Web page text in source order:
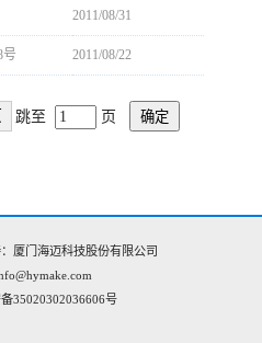
2011/08/31
号 2011/08/22
跳至 页 确定
厦门海迈科技股份有限公司
35020302036606号